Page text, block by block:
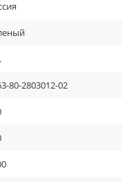
80-2803012-02